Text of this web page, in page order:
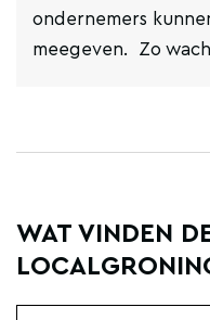
ondernemers
meegeven. Zo
WAT VINDEN